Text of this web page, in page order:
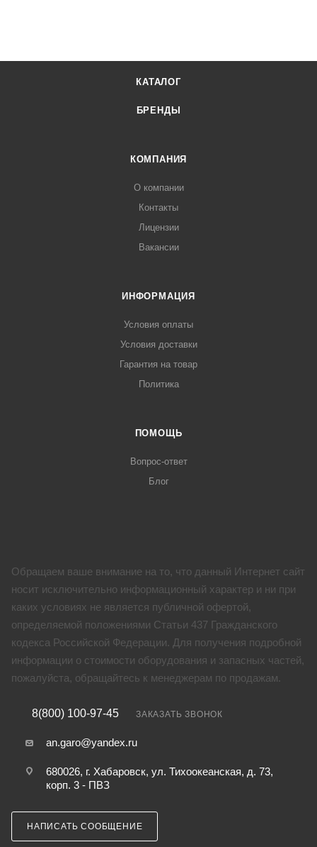
КАТАЛОГ
БРЕНДЫ
КОМПАНИЯ
О компании
Контакты
Лицензии
Вакансии
ИНФОРМАЦИЯ
Условия оплаты
Условия доставки
Гарантия на товар
Политика
ПОМОЩЬ
Вопрос-ответ
Блог
Обращаем ваше внимание на то, что данный Интернет сайт
носит исключительно информационный характер и ни при
каких условиях не является публичной офертой,
определяемой положениями Статьи 437 Гражданского
кодекса Российской Федерации. Для получения подробной
информации о стоимости оборудования и запасных частей,
пожалуйста, обращайтесь к менеджерам по продажам.
8(800) 100-97-45 ЗАКАЗАТЬ ЗВОНОК
an.garo@yandex.ru
680026, г. Хабаровск, ул. Тихоокеанская, д. 73,
корп. 3 - ПВЗ
НАПИСАТЬ СООБЩЕНИЕ